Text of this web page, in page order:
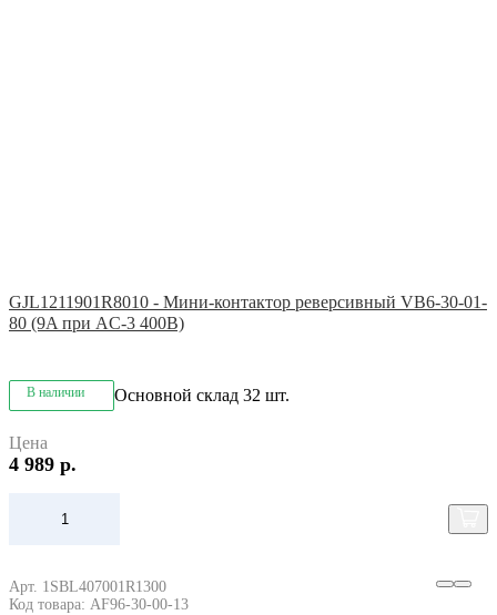
GJL1211901R8010 - Мини-контактор реверсивный VB6-30-01-
80 (9A при AC-3 400В)
В наличии Основной склад 32 шт.
Цена
4 989 р.
Арт. 1SBL407001R1300
Код товара: AF96-30-00-13